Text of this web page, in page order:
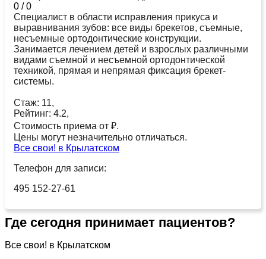
0 /0
Специалист в области исправления прикуса и
выравнивания зубов: все виды брекетов, съемные,
несъемные ортодонтические конструкции.
Занимается лечением детей и взрослых различными
видами съемной и несъемной ортодонтической
техникой, прямая и непрямая фиксация брекет-
системы.
Стаж: 11,
Рейтинг: 4.2,
Стоимость приема от ₽.
Цены могут незначительно отличаться.
Все свои! в Крылатском
Телефон для записи:
495 152-27-61
Где сегодня принимает пациентов?
Все свои! в Крылатском